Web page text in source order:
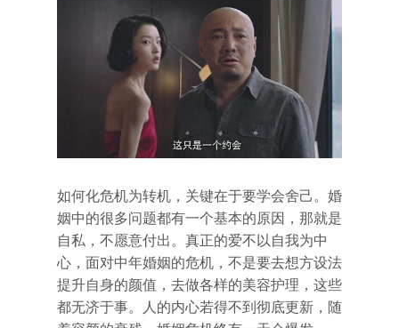
如何化危机为转机，关键在于要学会舍己。婚
姻中的很多问题都有一个基本的原因，那就是
自私，不愿意付出。真正的爱不以自我为中
心，面对中年婚姻的危机，不是要去想方设法
提升自身的颜值，去做各样的美容护理，这些
都无济于事。人的内心若得不到彻底更新，随